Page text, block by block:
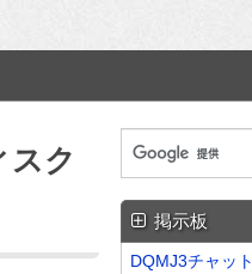
スク
掲示板
DQMJ3チャット